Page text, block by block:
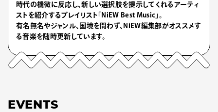
時代の機微に反応し、新しい選択肢を提示してくれるアーティ
ストを紹介するプレイリスト「NiEW Best Music」。
有名無名やジャンル、国境を問わず、NiEW編集部がオススメす
る音楽を随時更新しています。
EVENTS